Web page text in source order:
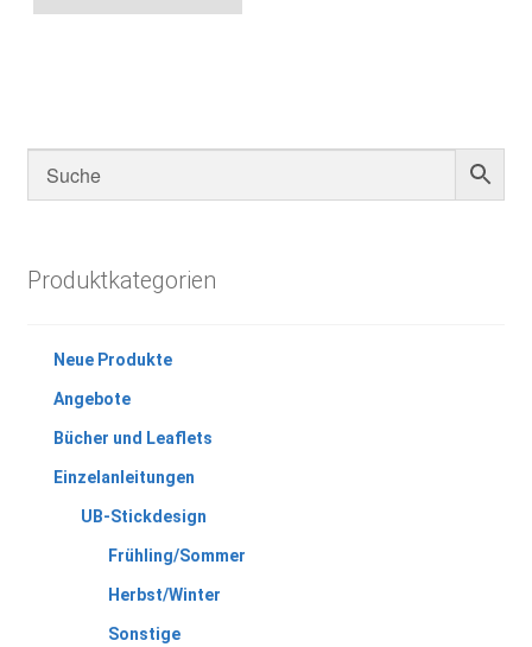
Produktkategorien
Neue Produkte
Angebote
Bücher und Leaflets
Einzelanleitungen
UB-Stickdesign
Frühling/Sommer
Herbst/Winter
Sonstige